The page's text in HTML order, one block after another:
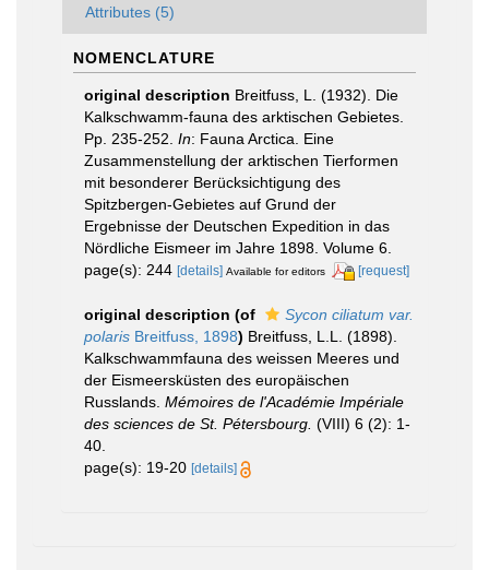
Attributes (5)
NOMENCLATURE
original description Breitfuss, L. (1932). Die
Kalkschwamm-fauna des arktischen Gebietes.
Pp. 235-252. In: Fauna Arctica. Eine
Zusammenstellung der arktischen Tierformen
mit besonderer Berücksichtigung des
Spitzbergen-Gebietes auf Grund der
Ergebnisse der Deutschen Expedition in das
Nördliche Eismeer im Jahre 1898. Volume 6.
page(s): 244 [details] Available for editors [request]
original description (of
Sycon ciliatum var.
polaris Breitfuss, 1898) Breitfuss, L.L. (1898).
Kalkschwammfauna des weissen Meeres und
der Eismeersküsten des europäischen
Russlands. Mémoires de l'Académie Impériale
des sciences de St. Pétersbourg. (VIII) 6 (2): 1-
40.
page(s): 19-20 [details]